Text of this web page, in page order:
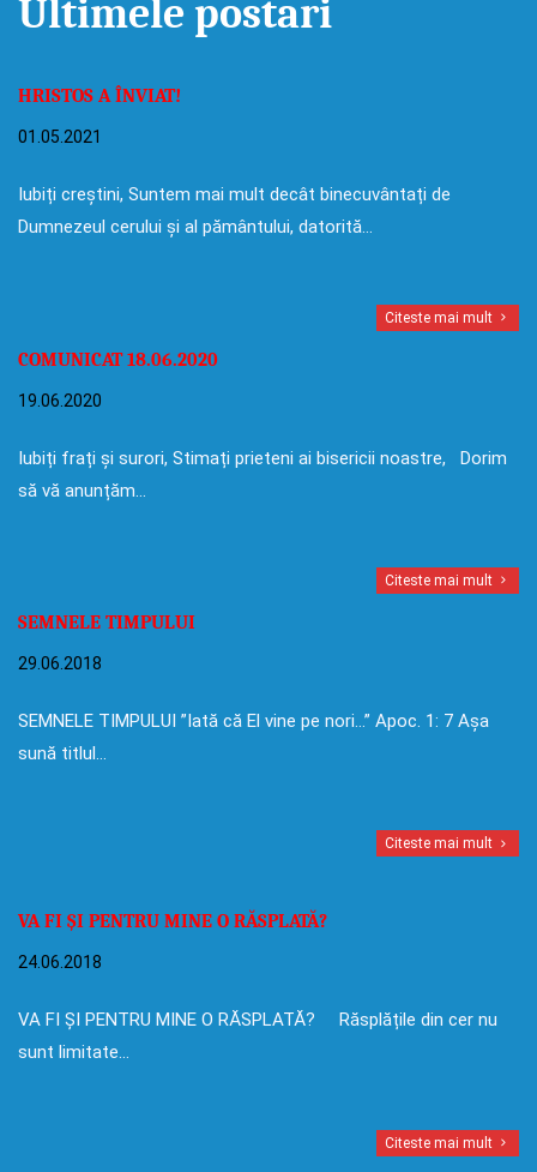
Ultimele postari
HRISTOS A ÎNVIAT!
01.05.2021
Iubiți creștini, Suntem mai mult decât binecuvântați de
Dumnezeul cerului și al pământului, datorită…
Citeste mai mult
COMUNICAT 18.06.2020
19.06.2020
Iubiți frați și surori, Stimați prieteni ai bisericii noastre, Dorim
să vă anunțăm…
Citeste mai mult
SEMNELE TIMPULUI
29.06.2018
SEMNELE TIMPULUI ”Iată că El vine pe nori…” Apoc. 1: 7 Așa
sună titlul…
Citeste mai mult
VA FI ȘI PENTRU MINE O RĂSPLATĂ?
24.06.2018
VA FI ȘI PENTRU MINE O RĂSPLATĂ? Răsplățile din cer nu
sunt limitate…
Citeste mai mult